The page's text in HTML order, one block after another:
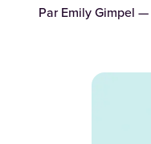
Par Emily Gimpel —